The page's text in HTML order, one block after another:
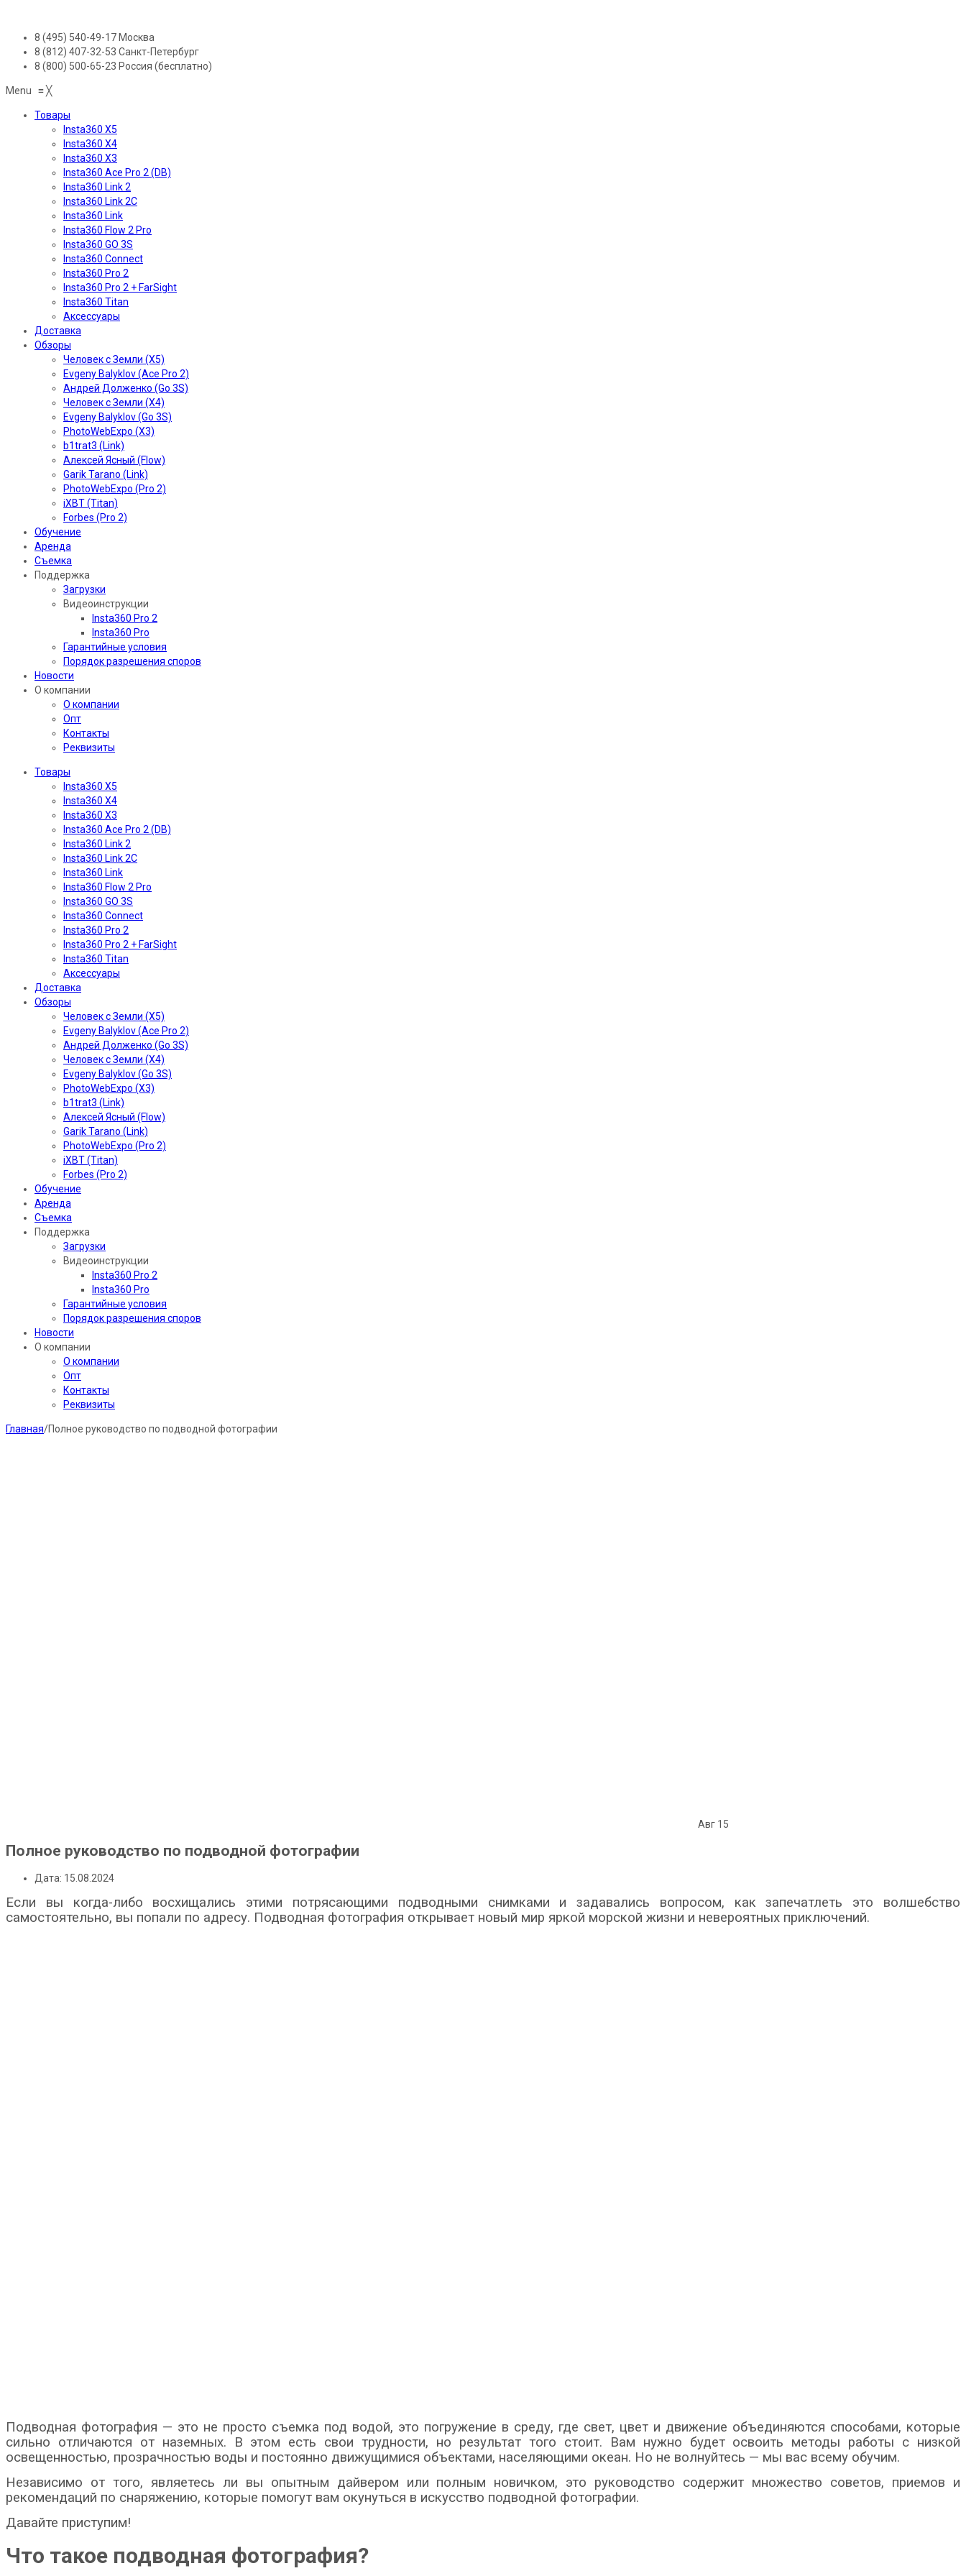
8 (495) 540-49-17 Москва
8 (812) 407-32-53 Санкт-Петербург
8 (800) 500-65-23 Россия (бесплатно)
Menu ≡╳
Товары
Insta360 X5
Insta360 X4
Insta360 X3
Insta360 Ace Pro 2 (DB)
Insta360 Link 2
Insta360 Link 2C
Insta360 Link
Insta360 Flow 2 Pro
Insta360 GO 3S
Insta360 Connect
Insta360 Pro 2
Insta360 Pro 2 + FarSight
Insta360 Titan
Аксессуары
Доставка
Обзоры
Человек с Земли (X5)
Evgeny Balyklov (Ace Pro 2)
Андрей Долженко (Go 3S)
Человек с Земли (X4)
Evgeny Balyklov (Go 3S)
PhotoWebExpo (X3)
b1trat3 (Link)
Алексей Ясный (Flow)
Garik Tarano (Link)
PhotoWebExpo (Pro 2)
iXBT (Titan)
Forbes (Pro 2)
Обучение
Аренда
Съемка
Поддержка
Загрузки
Видеоинструкции
Insta360 Pro 2
Insta360 Pro
Гарантийные условия
Порядок разрешения споров
Новости
О компании
О компании
Опт
Контакты
Реквизиты
Товары
Insta360 X5
Insta360 X4
Insta360 X3
Insta360 Ace Pro 2 (DB)
Insta360 Link 2
Insta360 Link 2C
Insta360 Link
Insta360 Flow 2 Pro
Insta360 GO 3S
Insta360 Connect
Insta360 Pro 2
Insta360 Pro 2 + FarSight
Insta360 Titan
Аксессуары
Доставка
Обзоры
Человек с Земли (X5)
Evgeny Balyklov (Ace Pro 2)
Андрей Долженко (Go 3S)
Человек с Земли (X4)
Evgeny Balyklov (Go 3S)
PhotoWebExpo (X3)
b1trat3 (Link)
Алексей Ясный (Flow)
Garik Tarano (Link)
PhotoWebExpo (Pro 2)
iXBT (Titan)
Forbes (Pro 2)
Обучение
Аренда
Съемка
Поддержка
Загрузки
Видеоинструкции
Insta360 Pro 2
Insta360 Pro
Гарантийные условия
Порядок разрешения споров
Новости
О компании
О компании
Опт
Контакты
Реквизиты
Главная/Полное руководство по подводной фотографии
Авг 15
Полное руководство по подводной фотографии
Дата: 15.08.2024
Если вы когда-либо восхищались этими потрясающими подводными снимками и задавались вопросом, как запечатлеть это волшебство
самостоятельно, вы попали по адресу. Подводная фотография открывает новый мир яркой морской жизни и невероятных приключений.
Подводная фотография — это не просто съемка под водой, это погружение в среду, где свет, цвет и движение объединяются способами, которые
сильно отличаются от наземных. В этом есть свои трудности, но результат того стоит. Вам нужно будет освоить методы работы с низкой
освещенностью, прозрачностью воды и постоянно движущимися объектами, населяющими океан. Но не волнуйтесь — мы вас всему обучим.
Независимо от того, являетесь ли вы опытным дайвером или полным новичком, это руководство содержит множество советов, приемов и
рекомендаций по снаряжению, которые помогут вам окунуться в искусство подводной фотографии.
Давайте приступим!
Что такое подводная фотография?